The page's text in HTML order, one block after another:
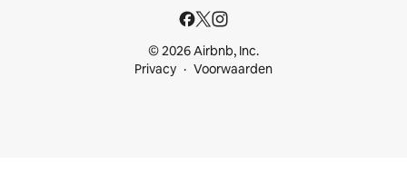
© 2026 Airbnb, Inc.
Privacy
Voorwaarden